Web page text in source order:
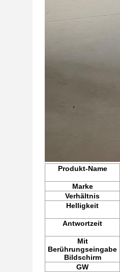
Produkt-Name
Marke
Verhältnis
Helligkeit
Antwortzeit
Mit
Berührungseingabe
Bildschirm
GW